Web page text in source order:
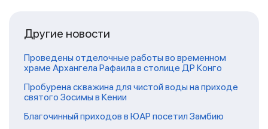
Другие новости
Проведены отделочные работы во временном
храме Архангела Рафаила в столице ДР Конго
Пробурена скважина для чистой воды на приходе
святого Зосимы в Кении
Благочинный приходов в ЮАР посетил Замбию